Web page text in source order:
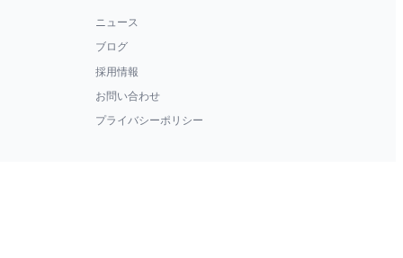
ニュース
ブログ
採用情報
お問い合わせ
プライバシーポリシー